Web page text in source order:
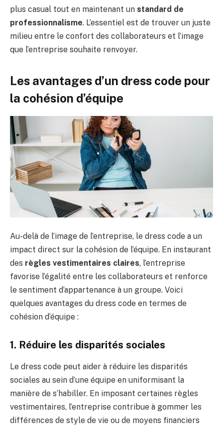
plus casual tout en maintenant un standard de
professionnalisme. L’essentiel est de trouver un juste
milieu entre le confort des collaborateurs et l’image
que l’entreprise souhaite renvoyer.
Les avantages d’un dress code pour
la cohésion d’équipe
Au-delà de l’image de l’entreprise, le dress code a un
impact direct sur la cohésion de l’équipe. En instaurant
des règles vestimentaires claires, l’entreprise
favorise l’égalité entre les collaborateurs et renforce
le sentiment d’appartenance à un groupe. Voici
quelques avantages du dress code en termes de
cohésion d’équipe :
1. Réduire les disparités sociales
Le dress code peut aider à réduire les disparités
sociales au sein d’une équipe en uniformisant la
manière de s’habiller. En imposant certaines règles
vestimentaires, l’entreprise contribue à gommer les
différences de style de vie ou de moyens financiers